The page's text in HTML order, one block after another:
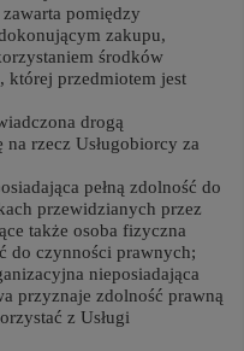
pomiędzy
zakupu,
środków
której przedmiotem jest
drogą
rzecz Usługobiorcy za
pełną zdolność do
przewidzianych przez
także osoba fizyczna
do czynności prawnych;
nieposiadająca
przyznaje zdolność prawną
z Usługi